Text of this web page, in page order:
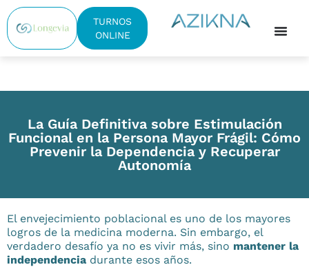
TURNOS
ONLINE
La Guía Definitiva sobre Estimulación
Funcional en la Persona Mayor Frágil: Cómo
Prevenir la Dependencia y Recuperar
Autonomía
El envejecimiento poblacional es uno de los mayores
logros de la medicina moderna. Sin embargo, el
verdadero desafío ya no es vivir más, sino mantener la
independencia durante esos años.